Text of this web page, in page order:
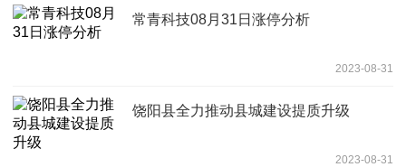
常青科技08月31日涨停分析
2023-08-31
饶阳县全力推动县城建设提质升级
2023-08-31